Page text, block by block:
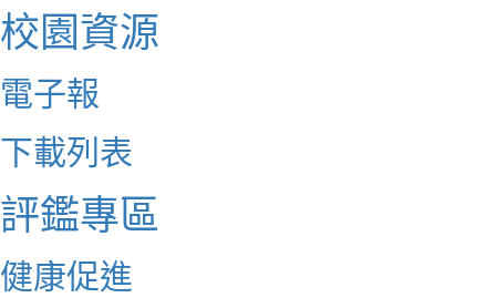
校園資源
電子報
下載列表
評鑑專區
健康促進